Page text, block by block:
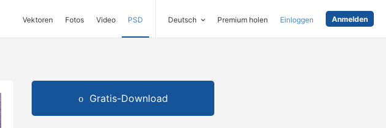
Vektoren Fotos Video PSD Deutsch Premium holen Einloggen Anmelden
Gratis-Download